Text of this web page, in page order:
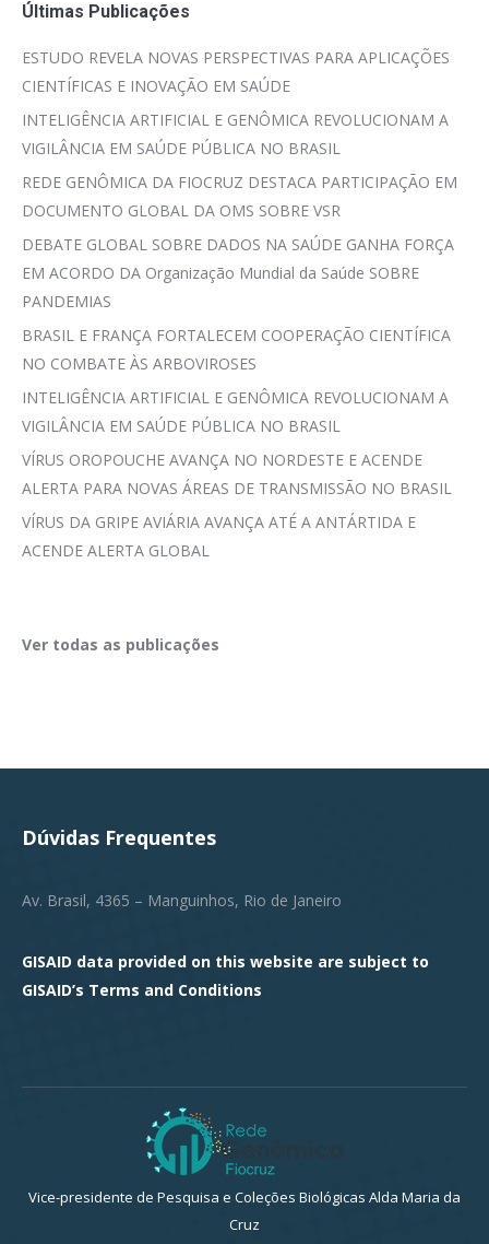
Últimas Publicações
ESTUDO REVELA NOVAS PERSPECTIVAS PARA APLICAÇÕES
CIENTÍFICAS E INOVAÇÃO EM SAÚDE
INTELIGÊNCIA ARTIFICIAL E GENÔMICA REVOLUCIONAM A
VIGILÂNCIA EM SAÚDE PÚBLICA NO BRASIL
REDE GENÔMICA DA FIOCRUZ DESTACA PARTICIPAÇÃO EM
DOCUMENTO GLOBAL DA OMS SOBRE VSR
DEBATE GLOBAL SOBRE DADOS NA SAÚDE GANHA FORÇA
EM ACORDO DA Organização Mundial da Saúde SOBRE
PANDEMIAS
BRASIL E FRANÇA FORTALECEM COOPERAÇÃO CIENTÍFICA
NO COMBATE ÀS ARBOVIROSES
INTELIGÊNCIA ARTIFICIAL E GENÔMICA REVOLUCIONAM A
VIGILÂNCIA EM SAÚDE PÚBLICA NO BRASIL
VÍRUS OROPOUCHE AVANÇA NO NORDESTE E ACENDE
ALERTA PARA NOVAS ÁREAS DE TRANSMISSÃO NO BRASIL
VÍRUS DA GRIPE AVIÁRIA AVANÇA ATÉ A ANTÁRTIDA E
ACENDE ALERTA GLOBAL
Ver todas as publicações
Dúvidas Frequentes
Av. Brasil, 4365 – Manguinhos, Rio de Janeiro
GISAID data provided on this website are subject to
GISAID’s Terms and Conditions
Vice-presidente de Pesquisa e Coleções Biológicas Alda Maria da
Cruz